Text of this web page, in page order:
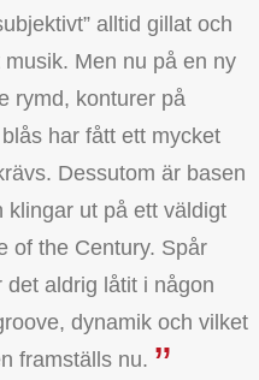
alltid gillat och
Men nu på en ny
rymd, konturer på
har fått ett mycket
Dessutom är basen
klingar ut på ett väldigt
of the Century. Spår
aldrig låtit i någon
dynamik och vilket
framställs nu.